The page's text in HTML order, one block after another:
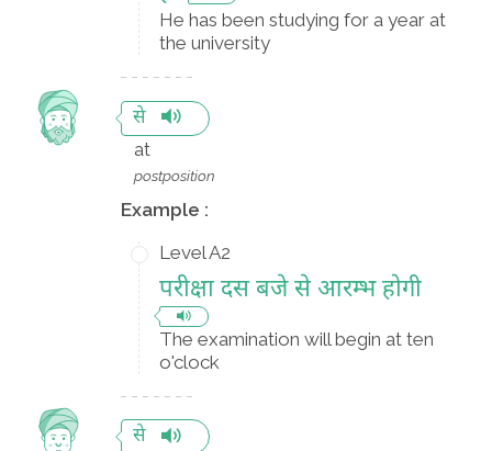
He has been studying for a year at
the university
से
at
postposition
Example :
Level A2
परीक्षा दस बजे से आरम्भ होगी
The examination will begin at ten
o'clock
से